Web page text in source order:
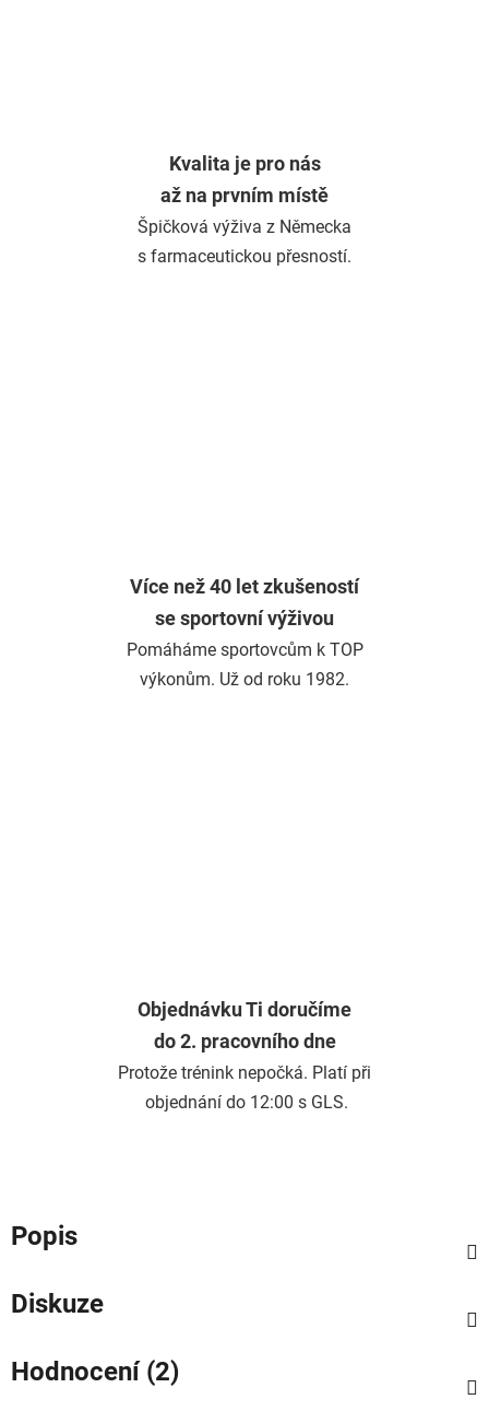
Kvalita je pro nás
až na prvním místě
Špičková výživa z Německa
s farmaceutickou přesností.
Více než 40 let zkušeností
se sportovní výživou
Pomáháme sportovcům k TOP
výkonům. Už od roku 1982.
Objednávku Ti doručíme
do 2. pracovního dne
Protože trénink nepočká. Platí při
objednání do 12:00 s GLS.
Popis
Diskuze
Hodnocení (2)